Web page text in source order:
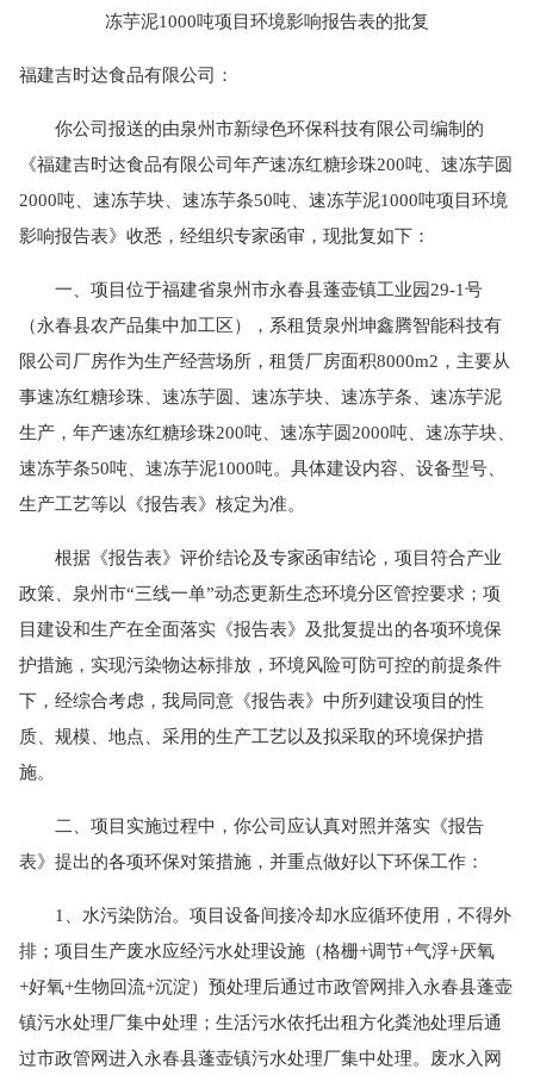
冻芋泥1000吨项目环境影响报告表的批复
福建吉时达食品有限公司：
你公司报送的由泉州市新绿色环保科技有限公司编制的
《福建吉时达食品有限公司年产速冻红糖珍珠200吨、速冻芋圆
2000吨、速冻芋块、速冻芋条50吨、速冻芋泥1000吨项目环境
影响报告表》收悉，经组织专家函审，现批复如下：
一、项目位于福建省泉州市永春县蓬壶镇工业园29-1号
（永春县农产品集中加工区），系租赁泉州坤鑫腾智能科技有
限公司厂房作为生产经营场所，租赁厂房面积8000m2，主要从
事速冻红糖珍珠、速冻芋圆、速冻芋块、速冻芋条、速冻芋泥
生产，年产速冻红糖珍珠200吨、速冻芋圆2000吨、速冻芋块、
速冻芋条50吨、速冻芋泥1000吨。具体建设内容、设备型号、
生产工艺等以《报告表》核定为准。
根据《报告表》评价结论及专家函审结论，项目符合产业
政策、泉州市“三线一单”动态更新生态环境分区管控要求；项
目建设和生产在全面落实《报告表》及批复提出的各项环境保
护措施，实现污染物达标排放，环境风险可防可控的前提条件
下，经综合考虑，我局同意《报告表》中所列建设项目的性
质、规模、地点、采用的生产工艺以及拟采取的环境保护措
施。
二、项目实施过程中，你公司应认真对照并落实《报告
表》提出的各项环保对策措施，并重点做好以下环保工作：
1、水污染防治。项目设备间接冷却水应循环使用，不得外
排；项目生产废水应经污水处理设施（格栅+调节+气浮+厌氧
+好氧+生物回流+沉淀）预处理后通过市政管网排入永春县蓬壶
镇污水处理厂集中处理；生活污水依托出租方化粪池处理后通
过市政管网进入永春县蓬壶镇污水处理厂集中处理。废水入网